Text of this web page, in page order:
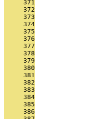
     371
     372
     373
     374
     375
     376
     377
     378
     379
     380
     381
     382
     383
     384
     385
     386